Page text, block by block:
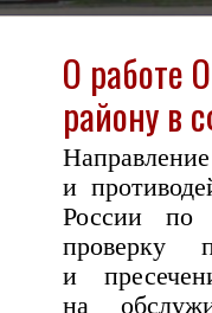
О работе
району в
и
России по
проверку
и
на